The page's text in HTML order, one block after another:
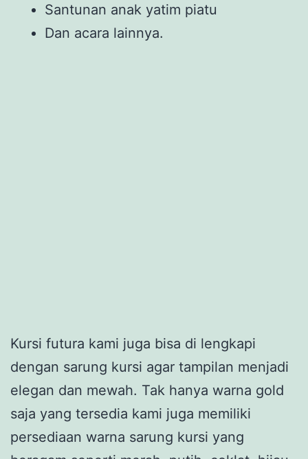
Santunan anak yatim piatu
Dan acara lainnya.
Kursi futura kami juga bisa di lengkapi
dengan sarung kursi agar tampilan menjadi
elegan dan mewah. Tak hanya warna gold
saja yang tersedia kami juga memiliki
persediaan warna sarung kursi yang